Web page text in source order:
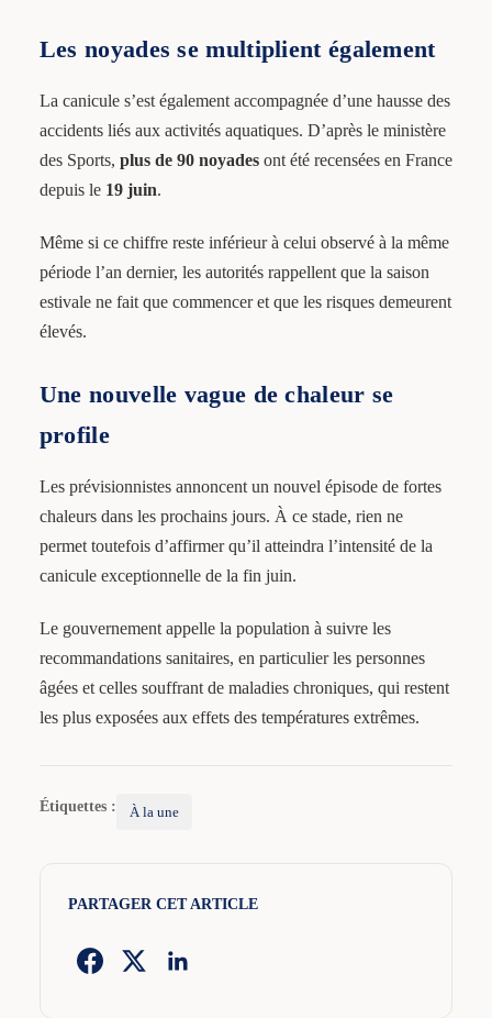
Les noyades se multiplient également
La canicule s’est également accompagnée d’une hausse des
accidents liés aux activités aquatiques. D’après le ministère
des Sports, plus de 90 noyadesont été recensées en France
depuis le 19 juin.
Même si ce chiffre reste inférieur à celui observé à la même
période l’an dernier, les autorités rappellent que la saison
estivale ne fait que commencer et que les risques demeurent
élevés.
Une nouvelle vague de chaleur se
profile
Les prévisionnistes annoncent un nouvel épisode de fortes
chaleurs dans les prochains jours. À ce stade, rien ne
permet toutefois d’affirmer qu’il atteindra l’intensité de la
canicule exceptionnelle de la fin juin.
Le gouvernement appelle la population à suivre les
recommandations sanitaires, en particulier les personnes
âgées et celles souffrant de maladies chroniques, qui restent
les plus exposées aux effets des températures extrêmes.
Étiquettes : À la une
PARTAGER CET ARTICLE